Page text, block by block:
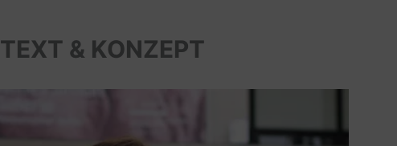
TEXT & KONZEPT